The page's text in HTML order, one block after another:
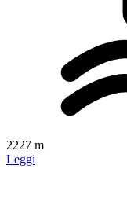
2227 m
Leggi